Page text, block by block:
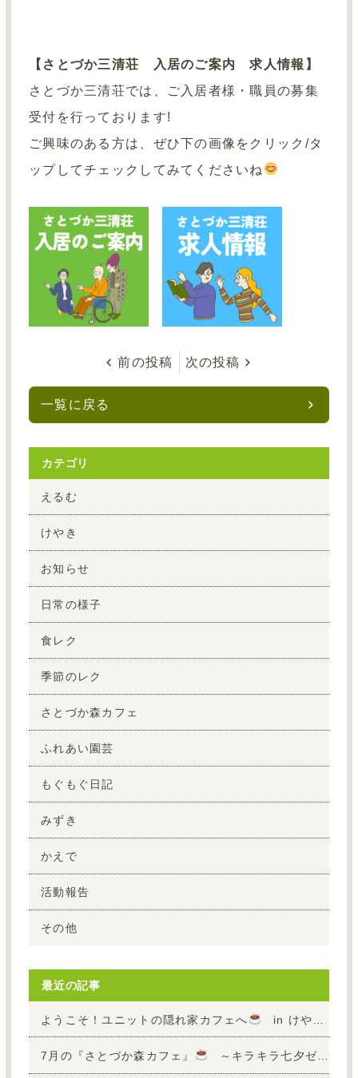
【さとづか三清荘 入居のご案内 求人情報】
さとづか三清荘では、ご入居者様・職員の募集
受付を行っております!
ご興味のある方は、ぜひ下の画像をクリック/タ
ップしてチェックしてみてくださいね
前の投稿 次の投稿
一覧に戻る
カテゴリ
えるむ
けやき
お知らせ
日常の様子
食レク
季節のレク
さとづか森カフェ
ふれあい園芸
もぐもぐ日記
みずき
かえで
活動報告
その他
最近の記事
ようこそ！ユニットの隠れ家カフェへ in けやき・えるむ Part2
7月の『さとづか森カフェ』 ～キラキラ七夕ゼリー